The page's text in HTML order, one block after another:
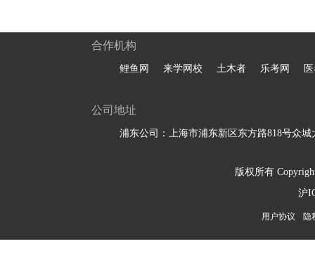
合作机构
鲤鱼网 来学网校 土木者 乐考网
公司地址
浦东公司：上海市浦东新区东方路818号众城
版权所有
沪
用户协议 隐